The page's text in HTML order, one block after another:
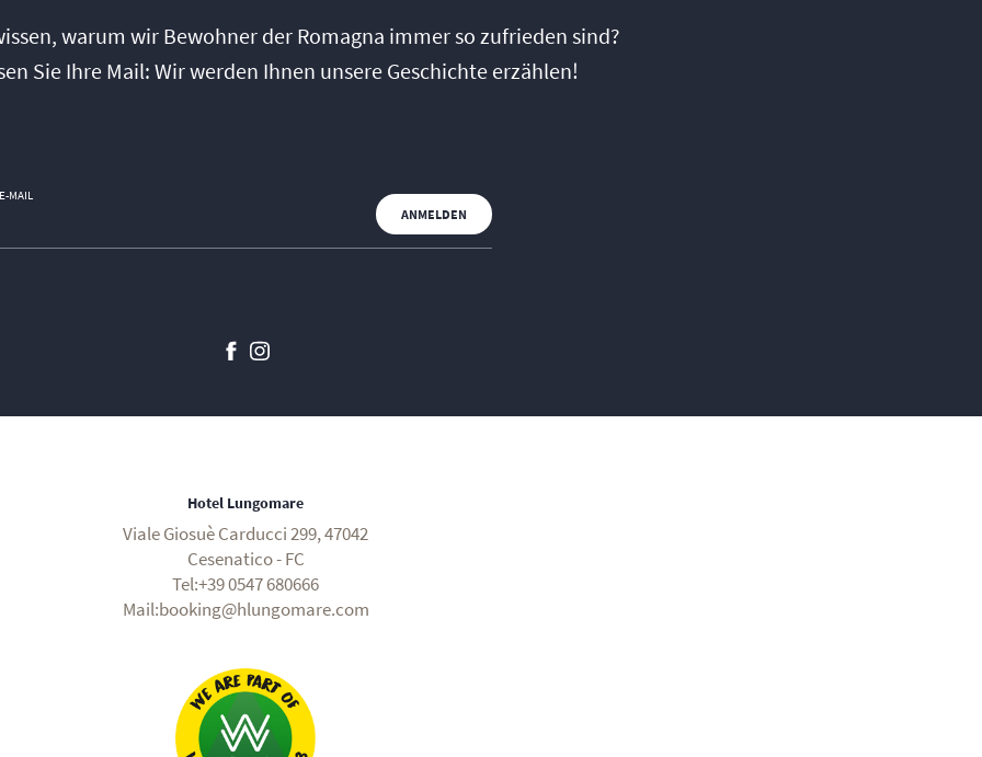
warum wir Bewohner der Romagna immer so zufrieden sind?
Sie Ihre Mail: Wir werden Ihnen unsere Geschichte erzählen!
E-MAIL
Hotel Lungomare
Viale Giosuè Carducci 299, 47042
Cesenatico - FC
Tel:+39 0547 680666
Mail:booking@hlungomare.com